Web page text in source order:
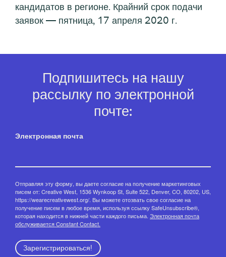
кандидатов в регионе. Крайний срок подачи
заявок — пятница, 17 апреля 2020 г.
Подпишитесь на нашу
рассылку по электронной
почте:
Электронная почта
Отправляя эту форму, вы даете согласие на получение маркетинговых
писем от: Creative West, 1536 Wynkoop St, Suite 522, Denver, CO, 80202, US,
https://wearecreativewest.org/. Вы можете отозвать свое согласие на
получение писем в любое время, используя ссылку SafeUnsubscribe®,
которая находится в нижней части каждого письма. Электронная почта
обслуживается Constant Contact.
Зарегистрироваться!